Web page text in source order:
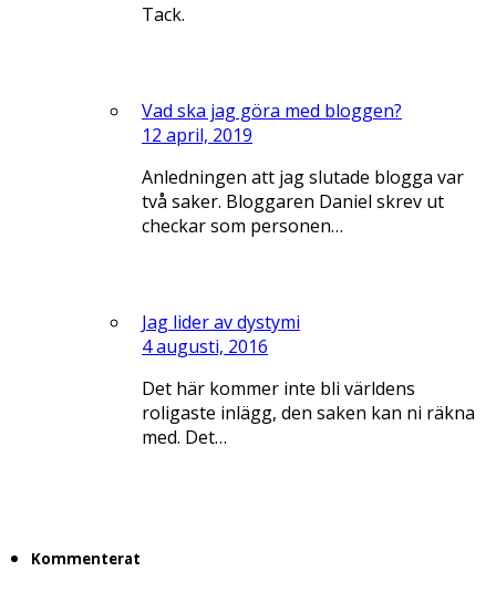
Tack.
Vad ska jag göra med bloggen?
12 april, 2019
Anledningen att jag slutade blogga var
två saker. Bloggaren Daniel skrev ut
checkar som personen…
Jag lider av dystymi
4 augusti, 2016
Det här kommer inte bli världens
roligaste inlägg, den saken kan ni räkna
med. Det…
Kommenterat